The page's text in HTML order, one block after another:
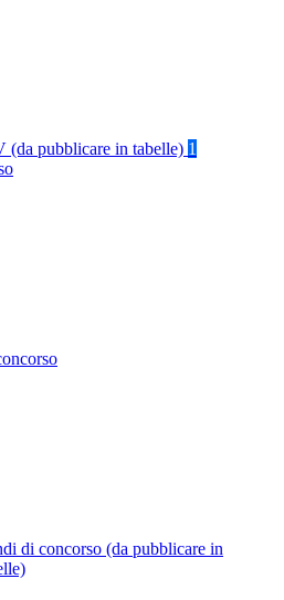
(da pubblicare in tabelle) 1
di concorso (da pubblicare in